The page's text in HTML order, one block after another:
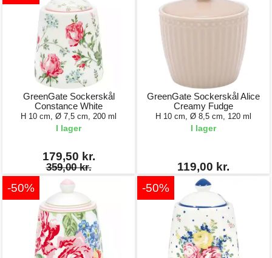
GreenGate Sockerskål
Constance White
H 10 cm, Ø 7,5 cm, 200 ml
I lager
179,50 kr.
359,00 kr.
GreenGate Sockerskål Alice
Creamy Fudge
H 10 cm, Ø 8,5 cm, 120 ml
I lager
119,00 kr.
-50%
-50%